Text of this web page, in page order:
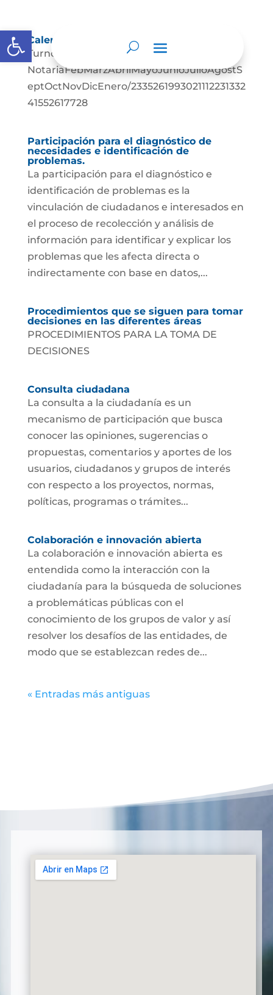
Abrir barra de herramientas
Calendario de Actividades
Turnos De Prestación del Servicio Notarial
NotariaFebMarzAbrilMayoJunioJulioAgostS
eptOctNovDicEnero/2335261993021112231332
41552617728
Participación para el diagnóstico de
necesidades e identificación de
problemas.
La participación para el diagnóstico e
identificación de problemas es la
vinculación de ciudadanos e interesados en
el proceso de recolección y análisis de
información para identificar y explicar los
problemas que les afecta directa o
indirectamente con base en datos,...
Procedimientos que se siguen para tomar
decisiones en las diferentes áreas
PROCEDIMIENTOS PARA LA TOMA DE
DECISIONES
Consulta ciudadana
La consulta a la ciudadanía es un
mecanismo de participación que busca
conocer las opiniones, sugerencias o
propuestas, comentarios y aportes de los
usuarios, ciudadanos y grupos de interés
con respecto a los proyectos, normas,
políticas, programas o trámites...
Colaboración e innovación abierta
La colaboración e innovación abierta es
entendida como la interacción con la
ciudadanía para la búsqueda de soluciones
a problemáticas públicas con el
conocimiento de los grupos de valor y así
resolver los desafíos de las entidades, de
modo que se establezcan redes de...
« Entradas más antiguas